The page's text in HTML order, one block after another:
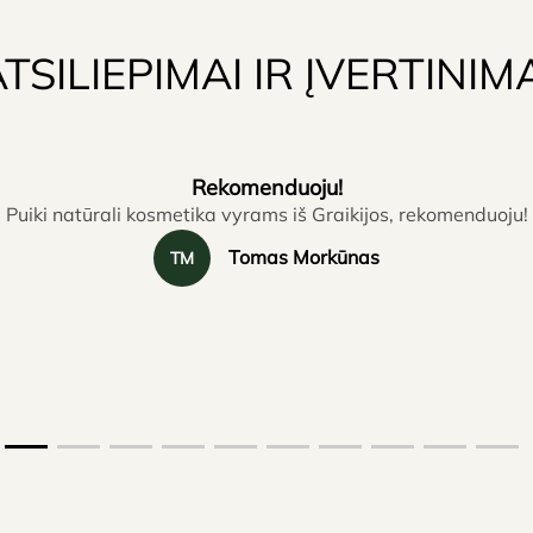
IR
Rekomenduoju!
Puiki natūrali kosmetika vyrams iš Graikijos, rekomenduoju!
TM Tomas Morkūnas